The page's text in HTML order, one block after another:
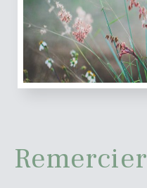
Remercier